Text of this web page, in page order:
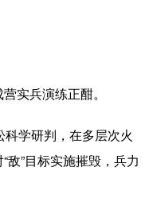
上海 江苏
湖北 湖南
实兵演练正酣。
学研判，在多层次火
敌”目标实施摧毁，兵力